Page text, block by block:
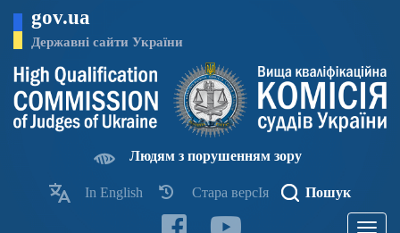
основного
матеріалу
gov.ua
Державні сайти України
Людям з порушенням зору
In English Стара версІя Пошук
Toggle